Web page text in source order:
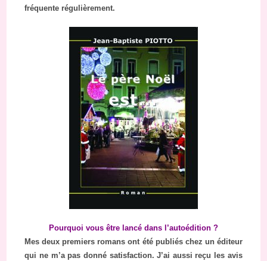
fréquente régulièrement.
Pourquoi vous être lancé dans l’autoédition ?
Mes deux premiers romans ont été publiés chez un éditeur
qui ne m’a pas donné satisfaction. J’ai aussi reçu les avis